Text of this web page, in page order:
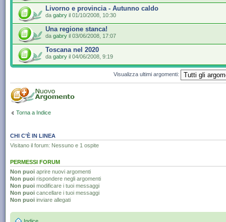
Livorno e provincia - Autunno caldo
da gabry il 01/10/2008, 10:30
Una regione stanca!
da gabry il 03/06/2008, 17:07
Toscana nel 2020
da gabry il 04/06/2008, 9:19
Visualizza ultimi argomenti:
Torna a Indice
CHI C’È IN LINEA
Visitano il forum: Nessuno e 1 ospite
PERMESSI FORUM
Non puoi aprire nuovi argomenti
Non puoi rispondere negli argomenti
Non puoi modificare i tuoi messaggi
Non puoi cancellare i tuoi messaggi
Non puoi inviare allegati
Indice